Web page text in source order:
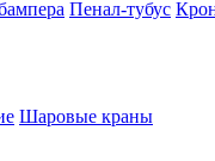
Пенал-тубус
Шаровые краны